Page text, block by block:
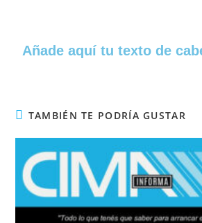
Añade aquí tu texto de
TAMBIÉN TE PODRÍA GUSTAR